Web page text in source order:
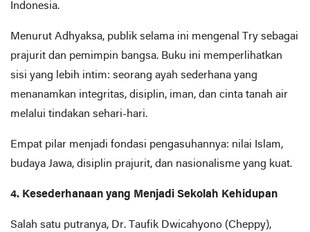
Indonesia.
Menurut Adhyaksa, publik selama ini mengenal Try sebagai
prajurit dan pemimpin bangsa. Buku ini memperlihatkan
sisi yang lebih intim: seorang ayah sederhana yang
menanamkan integritas, disiplin, iman, dan cinta tanah air
melalui tindakan sehari-hari.
Empat pilar menjadi fondasi pengasuhannya: nilai Islam,
budaya Jawa, disiplin prajurit, dan nasionalisme yang kuat.
4. Kesederhanaan yang Menjadi Sekolah Kehidupan
Salah satu putranya, Dr. Taufik Dwicahyono (Cheppy),